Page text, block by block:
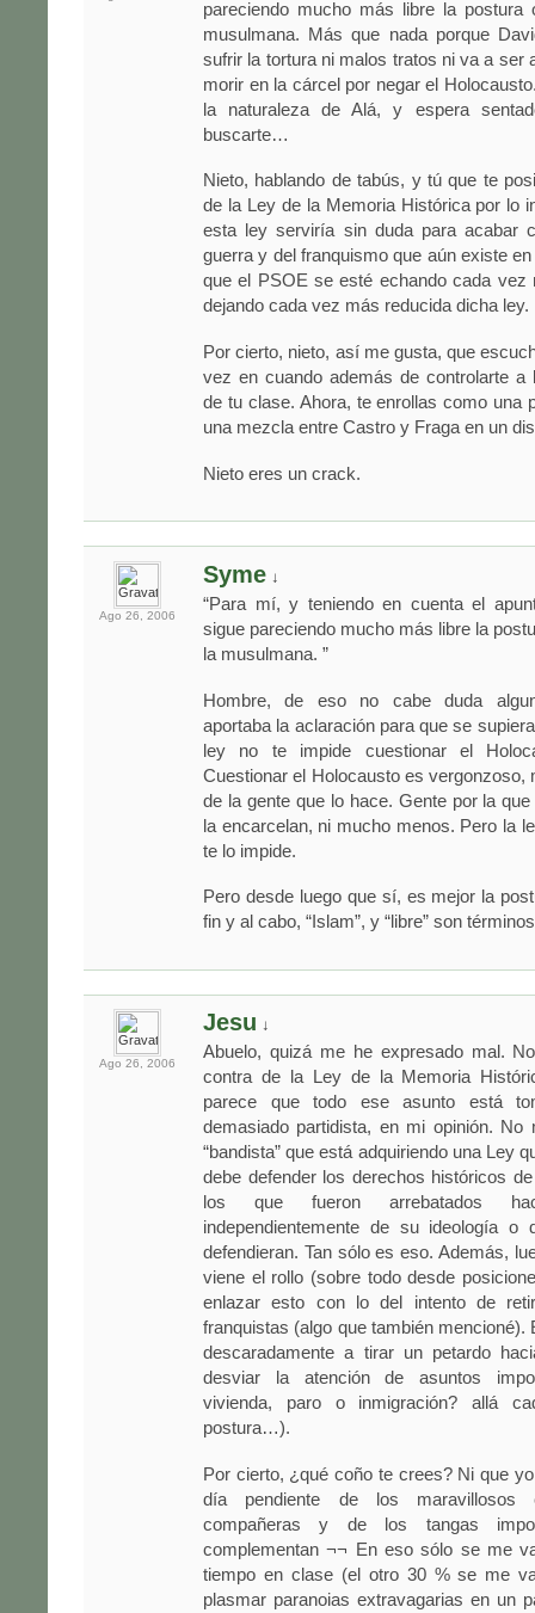
pareciendo mucho más libre la postura
musulmana. Más que nada porque
sufrir la tortura ni malos tratos ni va a ser
morir en la cárcel por negar el
la naturaleza de Alá, y espera
buscarte…
Nieto, hablando de tabús, y tú que te
de la Ley de la Memoria Histórica por lo
esta ley serviría sin duda para acabar
guerra y del franquismo que aún existe
que el PSOE se esté echando cada vez
dejando cada vez más reducida dicha ley.
Por cierto, nieto, así me gusta, que
vez en cuando además de controlarte a
de tu clase. Ahora, te enrollas como una
una mezcla entre Castro y Fraga en un
Nieto eres un crack.
Ago 26, 2006
Syme ↓
“Para mí, y teniendo en cuenta el
sigue pareciendo mucho más libre la
la musulmana. ”
Hombre, de eso no cabe duda
aportaba la aclaración para que se
ley no te impide cuestionar el
Cuestionar el Holocausto es vergonzoso,
de la gente que lo hace. Gente por la
la encarcelan, ni mucho menos. Pero la
te lo impide.
Pero desde luego que sí, es mejor la
fin y al cabo, “Islam”, y “libre” son
Ago 26, 2006
Jesu ↓
Abuelo, quizá me he expresado mal.
contra de la Ley de la Memoria
parece que todo ese asunto está
demasiado partidista, en mi opinión. No
“bandista” que está adquiriendo una Ley
debe defender los derechos históricos
los que fueron arrebatados
independientemente de su ideología o
defendieran. Tan sólo es eso. Además,
viene el rollo (sobre todo desde
enlazar esto con lo del intento de
franquistas (algo que también mencioné).
descaradamente a tirar un petardo
desviar la atención de asuntos
vivienda, paro o inmigración? allá
postura…).
Por cierto, ¿qué coño te crees? Ni que
día pendiente de los
compañeras y de los tangas
complementan ¬¬ En eso sólo se me
tiempo en clase (el otro 30 % se me
plasmar paranoias extravagarias en un